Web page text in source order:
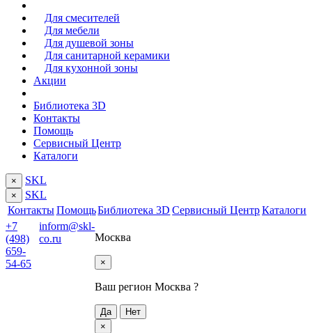
Для смесителей
Для мебели
Для душевой зоны
Для санитарной керамики
Для кухонной зоны
Акции
Библиотека 3D
Контакты
Помощь
Сервисный Центр
Каталоги
× SKL
×
SKL
КонтактыПомощьБиблиотека 3D Сервисный ЦентрКаталоги
+7
(498)
659-
54-65
inform@skl-
co.ru
Москва
×
Ваш регионМосква ?
Да
Нет
×